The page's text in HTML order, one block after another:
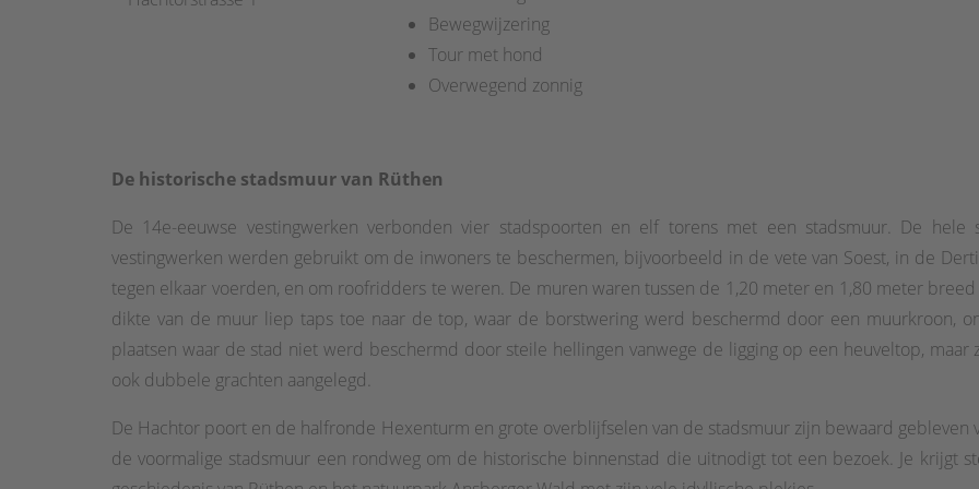
Bewegwijzering
Tour met hond
Overwegend zonnig
De historische stadsmuur van Rüthen
De 14e-eeuwse vestingwerken verbonden vier stadspoorten en elf torens met een stadsmuur. De
vestingwerken werden gebruikt om de inwoners te beschermen, bijvoorbeeld in de vete van Soest, in de
tegen elkaar voerden, en om roofridders te weren. De muren waren tussen de 1,20 meter en 1,80 meter
dikte van de muur liep taps toe naar de top, waar de borstwering werd beschermd door een muurkroon,
plaatsen waar de stad niet werd beschermd door steile hellingen vanwege de ligging op een heuveltop,
ook dubbele grachten aangelegd.
De Hachtor poort en de halfronde Hexenturm en grote overblijfselen van de stadsmuur zijn bewaard gebleven
de voormalige stadsmuur een rondweg om de historische binnenstad die uitnodigt tot een bezoek. Je krijgt